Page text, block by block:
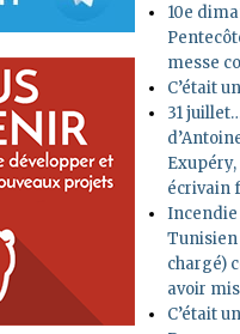
10e
messe
C’était
31
écrivain
Incendie
Tunisien
chargé)
avoir
C’était